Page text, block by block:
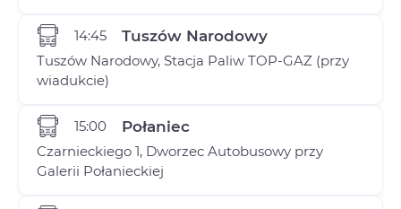
14:45 Tuszów Narodowy
Tuszów Narodowy, Stacja Paliw TOP-GAZ (przy
wiadukcie)
15:00 Połaniec
Czarnieckiego 1, Dworzec Autobusowy przy
Galerii Połanieckiej